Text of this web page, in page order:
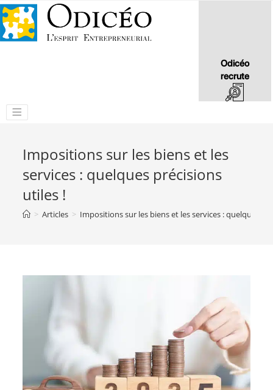
Odicéo
recrute
Impositions sur les biens et les
services : quelques précisions
utiles !
> Articles > Impositions sur les biens et les services : quelques